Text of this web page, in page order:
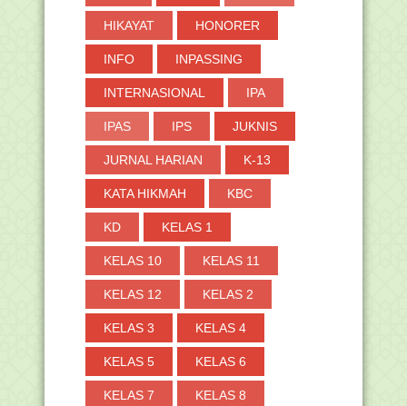
HIKAYAT HONORER
INFO INPASSING
INTERNASIONAL IPA
IPAS IPS JUKNIS
JURNAL HARIAN K-13
KATA HIKMAH KBC
KD KELAS 1
KELAS 10 KELAS 11
KELAS 12 KELAS 2
KELAS 3 KELAS 4
KELAS 5 KELAS 6
KELAS 7 KELAS 8